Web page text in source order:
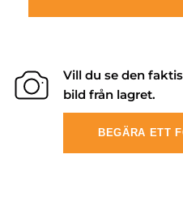
Vill du se den
bild från lagret.
BEGÄRA ETT